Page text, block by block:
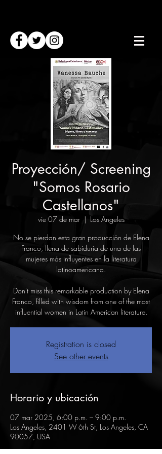
Proyección/ Screening
"Somos Rosario
Castellanos"
vie 07 de mar
  |
Los Angeles
No se pierdan esta gran producción de Elena
Franco, llena de sabiduría de una de las
mujeres más influyentes en la literatura
latinoamericana.
Don't miss this remarkable production by Elena
Franco, filled with wisdom from one of the most
influential women in Latin American literature.
Registration is closed
See other events
Horario y ubicación
07 mar 2025, 6:00 p.m. – 9:00 p.m.
Los Angeles, 2401 W 6th St, Los Angeles, CA
90057, USA